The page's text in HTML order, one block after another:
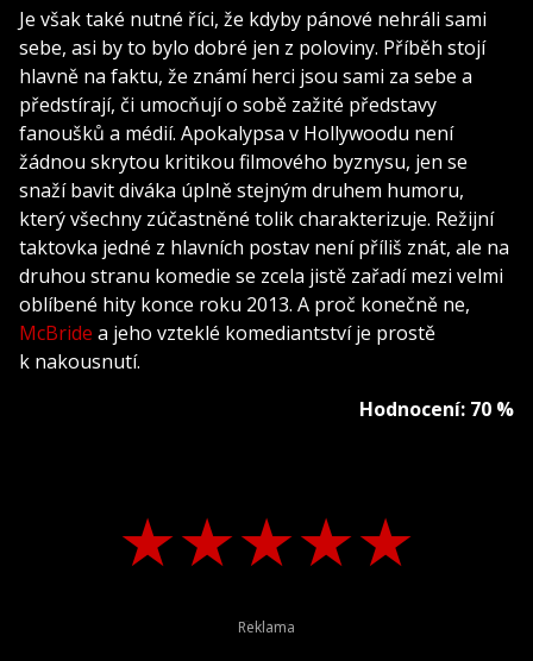
Je však také nutné říci, že kdyby pánové nehráli sami
sebe, asi by to bylo dobré jen z poloviny. Příběh stojí
hlavně na faktu, že známí herci jsou sami za sebe a
předstírají, či umocňují o sobě zažité představy
fanoušků a médií. Apokalypsa v Hollywoodu není
žádnou skrytou kritikou filmového byznysu, jen se
snaží bavit diváka úplně stejným druhem humoru,
který všechny zúčastněné tolik charakterizuje. Režijní
taktovka jedné z hlavních postav není příliš znát, ale na
druhou stranu komedie se zcela jistě zařadí mezi velmi
oblíbené hity konce roku 2013. A proč konečně ne,
McBride a jeho vzteklé komediantství je prostě
k nakousnutí.
Hodnocení: 70 %
★★★★★